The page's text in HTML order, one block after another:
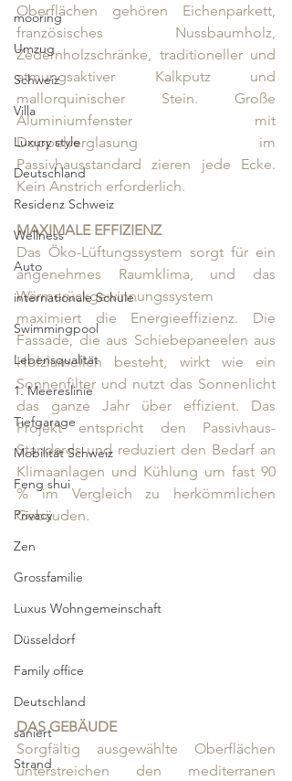
mooring
Umzug
Schweiz
Villa
Luxury style
Deutschland
Residenz Schweiz
Wellness
Auto
internationale Schule
Swimmingpool
Lebensqualität
1. Meereslinie
Tiefgarage
Mobilität Schweiz
Feng shui
Privacy
Zen
Grossfamilie
Luxus Wohngemeinschaft
Düsseldorf
Family office
Deutschland
saniert
Strand
Oberflächen gehören Eichenparkett,
französisches Nussbaumholz,
Zedernholzschränke, traditioneller und
atmungsaktiver Kalkputz und
mallorquinischer Stein. Große
Aluminiumfenster mit
Doppelverglasung im
Passivhausstandard zieren jede Ecke.
Kein Anstrich erforderlich.
MAXIMALE EFFIZIENZ
Das Öko-Lüftungssystem sorgt für ein
angenehmes Raumklima, und das
Wärmerückgewinnungssystem
maximiert die Energieeffizienz. Die
Fassade, die aus Schiebepaneelen aus
Holzlamellen besteht, wirkt wie ein
Sonnenfilter und nutzt das Sonnenlicht
das ganze Jahr über effizient. Das
Projekt entspricht den Passivhaus-
Standards und reduziert den Bedarf an
Klimaanlagen und Kühlung um fast 90
% im Vergleich zu herkömmlichen
Gebäuden.
DAS GEBÄUDE
Sorgfältig ausgewählte Oberflächen
unterstreichen den mediterranen